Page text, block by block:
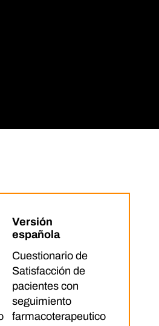
Versión
española
Cuestionario de
Satisfacción de
pacientes con
seguimiento
farmacoterapeutico